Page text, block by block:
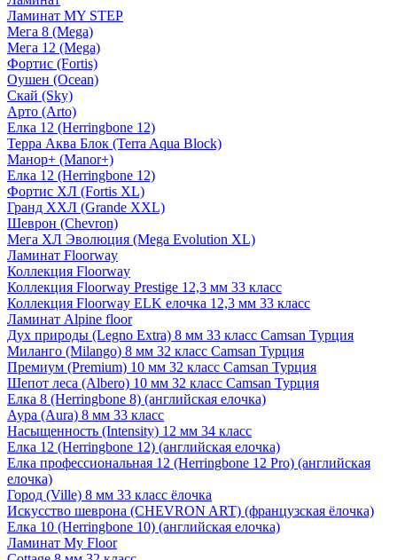
Ламинат MY STEP
Мега 8 (Mega)
Мега 12 (Mega)
Фортис (Fortis)
Оушен (Ocean)
Скай (Sky)
Арто (Arto)
Елка 12 (Herringbone 12)
Терра Аква Блок (Terra Aqua Block)
Манор+ (Manor+)
Елка 12 (Herringbone 12)
Фортис ХЛ (Fortis XL)
Гранд ХХЛ (Grande XXL)
Шеврон (Chevron)
Мега ХЛ Эволюция (Mega Evolution XL)
Ламинат Floorway
Коллекция Floorway
Коллекция Floorway Prestige 12,3 мм 33 класс
Коллекция Floorway ELK елочка 12,3 мм 33 класс
Ламинат Alpine floor
Дух природы (Legno Extra) 8 мм 33 класс Camsan Турция
Миланго (Milango) 8 мм 32 класс Camsan Турция
Премиум (Premium) 10 мм 32 класс Camsan Турция
Шепот леса (Albero) 10 мм 32 класс Camsan Турция
Елка 8 (Herringbone 8) (английская елочка)
Аура (Aura) 8 мм 33 класс
Насыщенность (Intensity) 12 мм 34 класс
Елка 12 (Herringbone 12) (английская елочка)
Елка профессиональная 12 (Herringbone 12 Pro) (английская
елочка)
Город (Ville) 8 мм 33 класс ёлочка
Искусство шеврона (CHEVRON ART) (французская ёлочка)
Елка 10 (Herringbone 10) (английская елочка)
Ламинат My Floor